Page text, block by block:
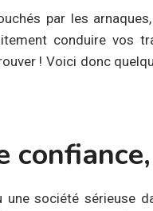
par les
conduire vos
! Voici donc
société sérieuse